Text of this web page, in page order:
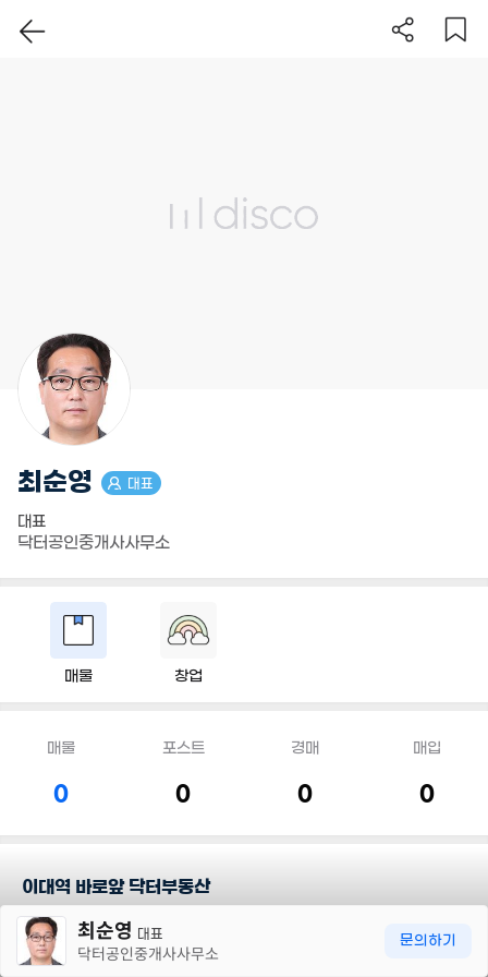
최순영 대표
대표
닥터공인중개사사무소
매물 창업
매물
0
포스트
0
경매
0
매입
0
이대역 바로앞 닥터부동산
담당지역최순영 대표
닥터공인중개사사무소
문의하기